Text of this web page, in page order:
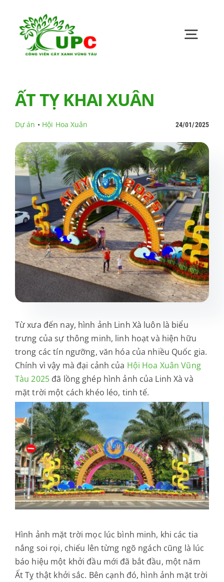
content
Bản tin UPC
Quan hệ cổ đông
Dự án
Sản phẩm
ẤT TỴ KHAI XUÂN
Dự án • Hội Hoa Xuân 24/01/2025
Từ xưa đến nay, hình ảnh Linh Xà luôn là biểu
trưng của sự thông minh, linh hoạt và hiện hữu
trong các tín ngưỡng, văn hóa của nhiều Quốc gia.
Chính vì vậy mà đại cảnh của Hội Hoa Xuân Vũng
Tàu 2025 đã lồng ghép hình ảnh của Linh Xà và
mặt trời một cách khéo léo, tinh tế.
Hình ảnh mặt trời mọc lúc bình minh, khi các tia
nắng soi rọi, chiếu lên từng ngõ ngách cũng là lúc
báo hiệu một khởi đầu mới đã bắt đầu, một năm
Ất Tỵ thật khởi sắc. Bên cạnh đó, hình ảnh mặt trời